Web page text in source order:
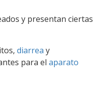
y presentan ciertas
diarrea y
para el aparato